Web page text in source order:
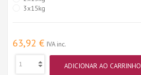
3x15kg
63,92 € IVA inc.
ADICIONAR AO CARRINHO